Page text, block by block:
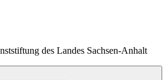
des Landes Sachsen-Anhalt